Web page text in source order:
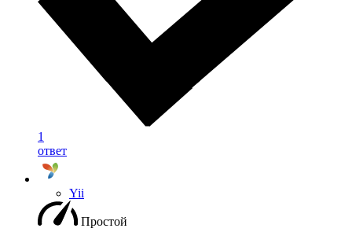
1
ответ
Yii
Простой